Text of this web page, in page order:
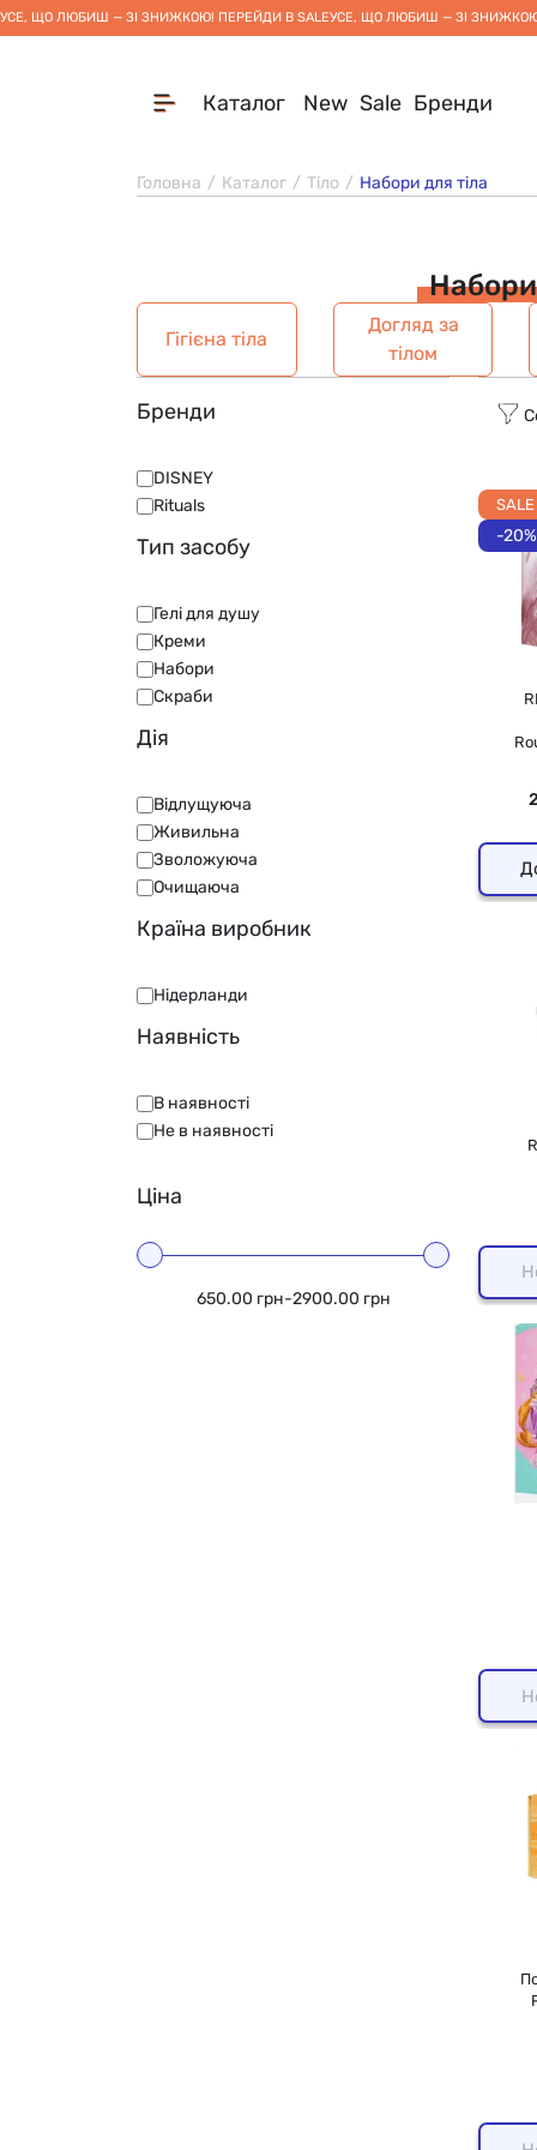
УСЕ, ЩО ЛЮБИШ — ЗІ ЗНИЖКОЮ! ПЕРЕЙДИ В SALEУСЕ, ЩО ЛЮБИШ — ЗІ
Каталог New Sale Бренди
Головна Каталог Тіло Набори для тіла
Набори
Гігієна тіла
Догляд за
тілом
Бренди
DISNEY
Rituals
Тип засобу
Гелі для душу
Креми
Набори
Скраби
Дія
Відлущуюча
Живильна
Зволожуюча
Очищаюча
Країна виробник
Нідерланди
Наявність
В наявності
Не в наявності
Ціна
650.00 грн-2900.00 грн
SALE
-20%